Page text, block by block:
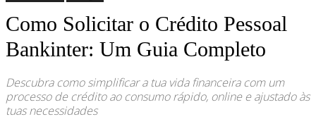
Como Solicitar o Crédito Pessoal
Bankinter: Um Guia Completo
Descubra como simplificar a tua vida financeira com um
processo de crédito ao consumo rápido, online e ajustado às
tuas necessidades